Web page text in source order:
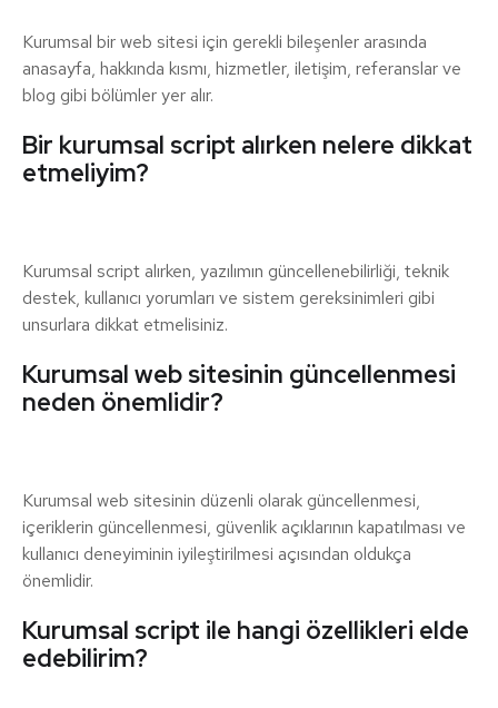
Kurumsal bir web sitesi için gerekli bileşenler arasında
anasayfa, hakkında kısmı, hizmetler, iletişim, referanslar ve
blog gibi bölümler yer alır.
Bir kurumsal script alırken nelere dikkat
etmeliyim?
Kurumsal script alırken, yazılımın güncellenebilirliği, teknik
destek, kullanıcı yorumları ve sistem gereksinimleri gibi
unsurlara dikkat etmelisiniz.
Kurumsal web sitesinin güncellenmesi
neden önemlidir?
Kurumsal web sitesinin düzenli olarak güncellenmesi,
içeriklerin güncellenmesi, güvenlik açıklarının kapatılması ve
kullanıcı deneyiminin iyileştirilmesi açısından oldukça
önemlidir.
Kurumsal script ile hangi özellikleri elde
edebilirim?